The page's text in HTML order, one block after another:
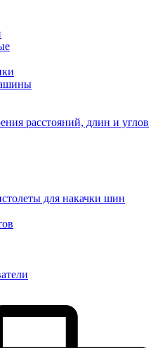
расстояний, длин и углов
для накачки шин